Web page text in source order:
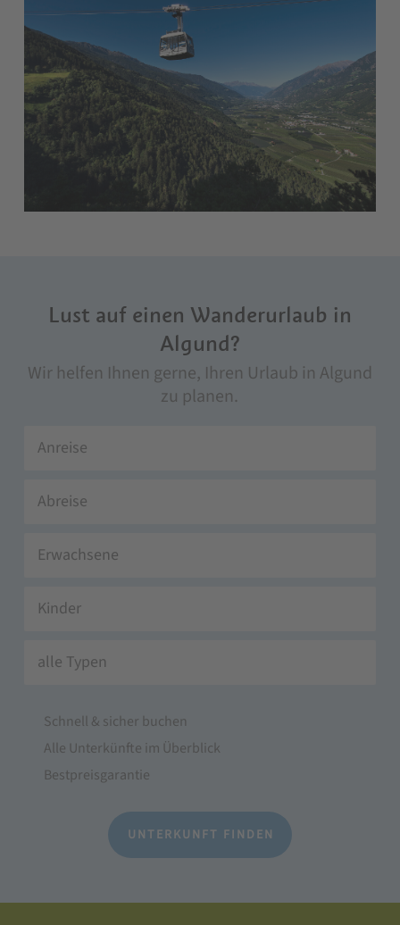
Lust auf einen Wanderurlaub in
Algund?
Wir helfen Ihnen gerne, Ihren Urlaub in Algund
zu planen.
Erwachsene
Kinder
alle Typen
Schnell & sicher buchen
Alle Unterkünfte im Überblick
Bestpreisgarantie
UNTERKUNFT FINDEN